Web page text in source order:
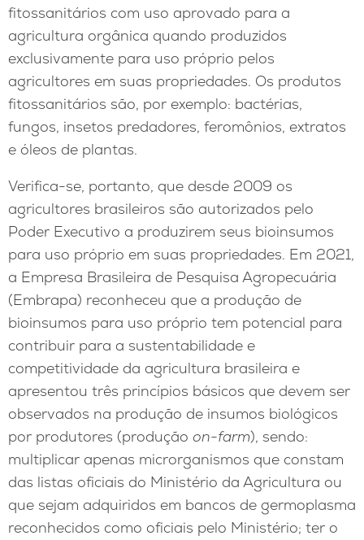
fitossanitários com uso aprovado para a
agricultura orgânica quando produzidos
exclusivamente para uso próprio pelos
agricultores em suas propriedades. Os produtos
fitossanitários são, por exemplo: bactérias,
fungos, insetos predadores, feromônios, extratos
e óleos de plantas.
Verifica-se, portanto, que desde 2009 os
agricultores brasileiros são autorizados pelo
Poder Executivo a produzirem seus bioinsumos
para uso próprio em suas propriedades. Em 2021,
a Empresa Brasileira de Pesquisa Agropecuária
(Embrapa) reconheceu que a produção de
bioinsumos para uso próprio tem potencial para
contribuir para a sustentabilidade e
competitividade da agricultura brasileira e
apresentou três princípios básicos que devem ser
observados na produção de insumos biológicos
por produtores (produção on-farm), sendo:
multiplicar apenas microrganismos que constam
das listas oficiais do Ministério da Agricultura ou
que sejam adquiridos em bancos de germoplasma
reconhecidos como oficiais pelo Ministério; ter o